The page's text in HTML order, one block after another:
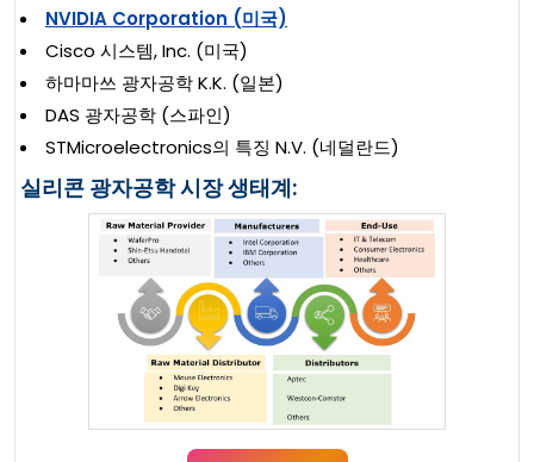
NVIDIA Corporation (미국)
Cisco 시스템, Inc. (미국)
하마마쓰 광자공학 K.K. (일본)
DAS 광자공학 (스파인)
STMicroelectronics의 특징 N.V. (네덜란드)
실리콘 광자공학 시장 생태계: